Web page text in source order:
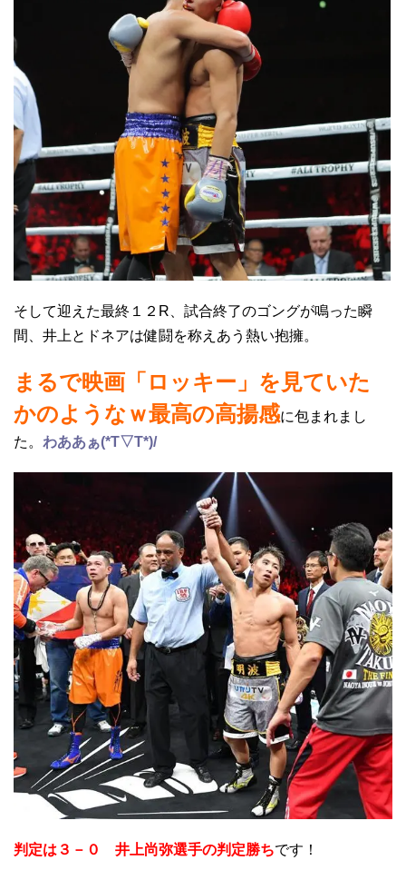
そして迎えた最終１２R、試合終了のゴングが鳴った瞬
間、井上とドネアは健闘を称えあう熱い抱擁。
まるで映画「ロッキー」を見ていた
かのようなｗ最高の高揚感に包まれまし
た。 わああぁ(*T▽T*)/
判定は３－０ 井上尚弥選手の判定勝ちです！